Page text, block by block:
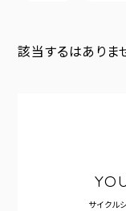
該当するはありま
サイクル